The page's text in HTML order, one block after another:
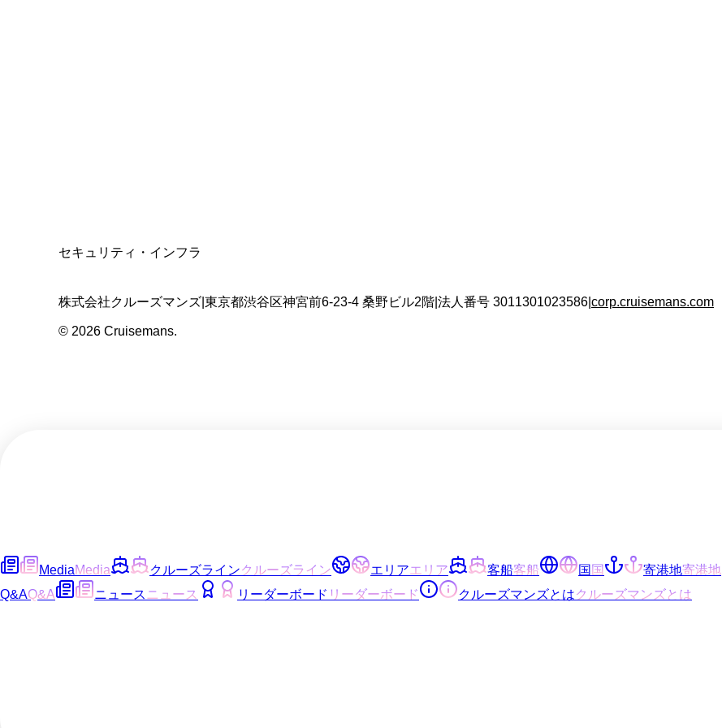
セキュリティ・インフラ
株式会社クルーズマンズ 東京都渋谷区神宮前6-23-4 桑野ビル2階 法人番号 3011301023586 corp.cruisemans.com
© 2026 Cruisemans.
MediaMedia クルーズラインクルーズライン エリアエリア 客船客船 国国 寄港地寄港地
Q&AQ&A ニュース ニュース リーダーボード リーダーボード クルーズマンズとはクルーズマンズとは